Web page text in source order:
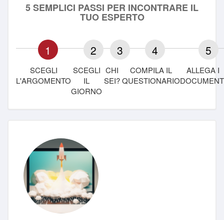
5 SEMPLICI PASSI PER INCONTRARE IL
TUO ESPERTO
1
SCEGLI
L'ARGOMENTO
2
SCEGLI
IL
GIORNO
3
CHI
SEI?
4
COMPILA IL
QUESTIONARIO
5
ALLEGA I